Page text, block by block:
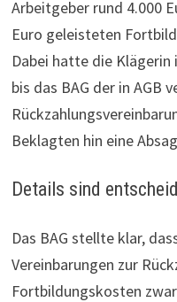
Arbeitgeber rund 4.000
Euro geleisteten
Dabei hatte die
bis das BAG der in AGB
Beklagten hin eine
Details sind
Das BAG stellte klar,
Vereinbarungen zur
Fortbildungskosten